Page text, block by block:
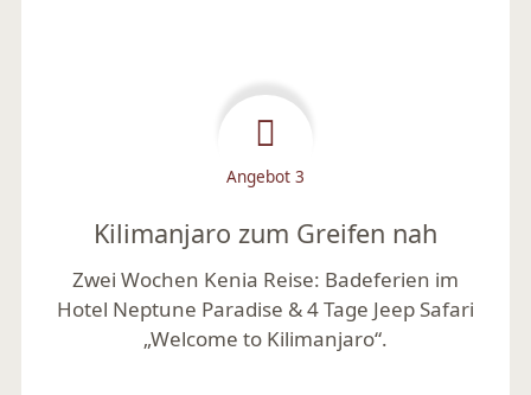
Angebot 3
Kilimanjaro zum Greifen nah
Zwei Wochen Kenia Reise: Badeferien im
Hotel Neptune Paradise & 4 Tage Jeep Safari
„Welcome to Kilimanjaro“.